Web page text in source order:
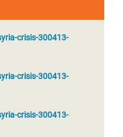
crisis-300413-
crisis-300413-
crisis-300413-